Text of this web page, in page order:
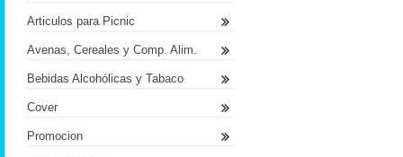
Articulos para Picnic
Avenas, Cereales y Comp. Alim.
Bebidas Alcohólicas y Tabaco
Cover
Promocion